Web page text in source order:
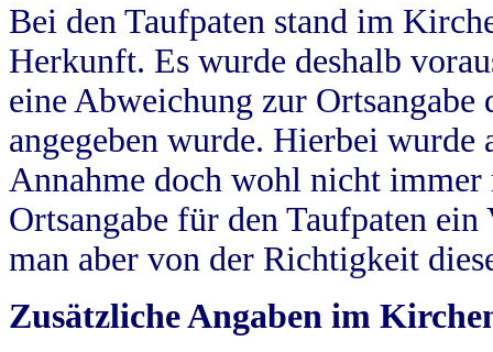
Bei den Taufpaten stand im
Herkunft. Es wurde deshalb
eine Abweichung zur
angegeben wurde. Hierbei wurde
Annahme doch wohl nicht
Ortsangabe für den Taufpaten
man aber von der Richtigkeit
Zusätzliche Angaben im